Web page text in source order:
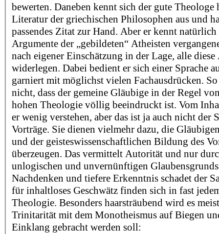
bewerten. Daneben kennt sich der gute
Literatur der griechischen Philosophen aus und
passendes Zitat zur Hand. Aber er kennt natürlich
Argumente der „gebildeten“ Atheisten
nach eigener Einschätzung in der Lage, alle
widerlegen. Dabei bedient er sich einer Sprache
garniert mit möglichst vielen Fachausdrücken.
nicht, dass der gemeine Gläubige in der Regel
hohen Theologie völlig beeindruckt ist. Vom
er wenig verstehen, aber das ist ja auch nicht der
Vorträge. Sie dienen vielmehr dazu, die
und der geisteswissenschaftlichen Bildung des
überzeugen. Das vermittelt Autorität und nur
unlogischen und unvernünftigen
Nachdenken und tiefere Erkenntnis schadet der
für inhaltloses Geschwätz finden sich in fast
Theologie. Besonders haarsträubend wird es
Trinitarität mit dem Monotheismus auf Biegen
Einklang gebracht werden soll: